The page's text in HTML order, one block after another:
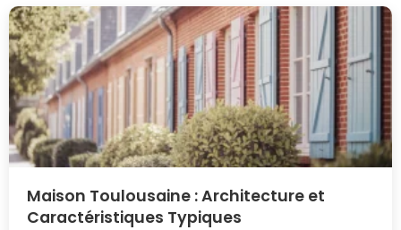
Maison Toulousaine : Architecture et
Caractéristiques Typiques